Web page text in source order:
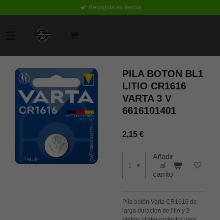
Recogida en tienda
PILA BOTON BL1
LITIO CR1616
VARTA 3 V
6616101401
2,15 €
Añadir
al
carrito
Pila botón Varta CR1616 de
larga duracion de litio y 3